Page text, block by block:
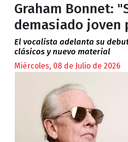
Graham Bonnet:
demasiado joven
El vocalista adelanta su
clásicos y nuevo material
Miércoles, 08 de Julio de 2026